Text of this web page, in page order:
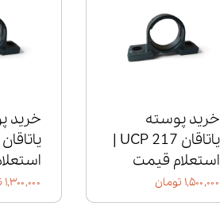
خرید پوسته
یاتاقان UCP 217 |
استعلام قیمت
۱,۵۰۰,۰۰۰ تومان
خرید
۱,۳۰۰,۰۰۰ تومان